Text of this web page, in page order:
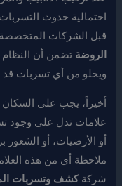
احتمالية حدوث
قبل الشركات
الروضة تضمن أن النظام
ويخلو من أي تسربات قد
أخيراً، يجب على
علامات تدل على وجود
أو الأرضيات، أو
ملاحظة أي من هذه
شركةكشف وتسربات